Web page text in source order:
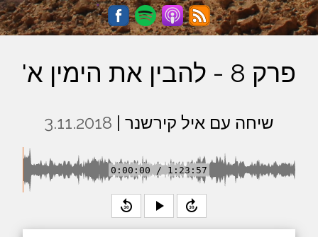
פרק 8 - להבין את הימין א'
שיחה עם איל קירשנר | 3.11.2018
0:00:00 / 1:23:57
replay_30 play_arrow forward_30